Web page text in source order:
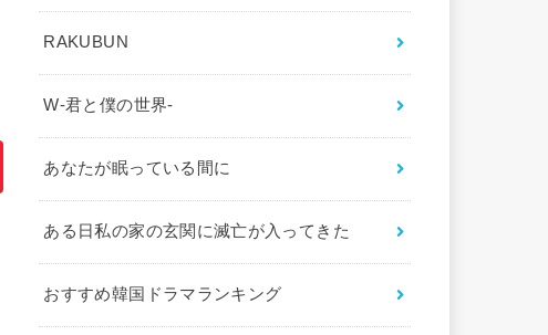
RAKUBUN
W-君と僕の世界-
あなたが眠っている間に
ある日私の家の玄関に滅亡が入ってきた
おすすめ韓国ドラマランキング